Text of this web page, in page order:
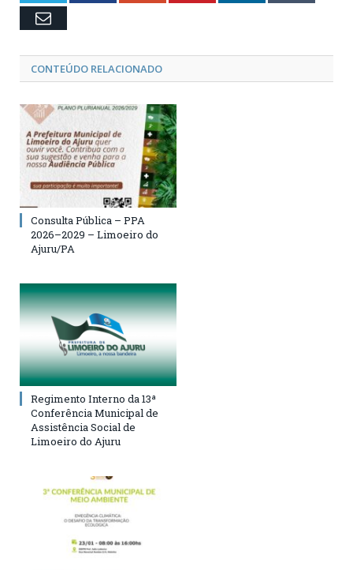
Email
CONTEÚDO RELACIONADO
Consulta Pública – PPA
2026–2029 – Limoeiro do
Ajuru/PA
Regimento Interno da 13ª
Conferência Municipal de
Assistência Social de
Limoeiro do Ajuru